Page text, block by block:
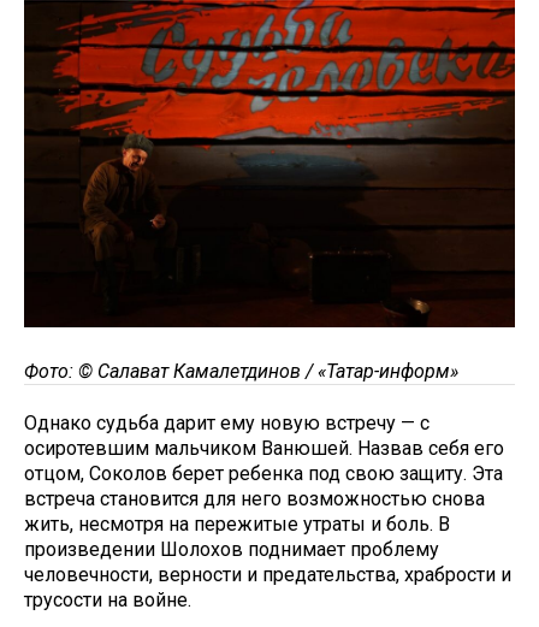
Фото: © Салават Камалетдинов / «Татар-информ»
Однако судьба дарит ему новую встречу — с
осиротевшим мальчиком Ванюшей. Назвав себя его
отцом, Соколов берет ребенка под свою защиту. Эта
встреча становится для него возможностью снова
жить, несмотря на пережитые утраты и боль. В
произведении Шолохов поднимает проблему
человечности, верности и предательства, храбрости и
трусости на войне.